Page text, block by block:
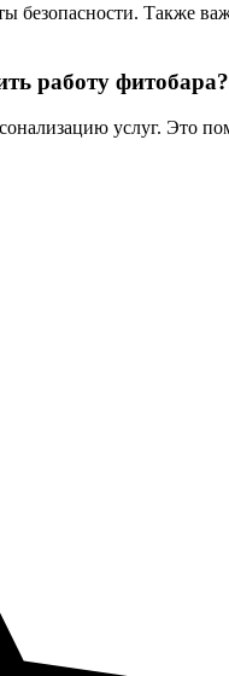
Также
работу фитобара?
услуг. Это